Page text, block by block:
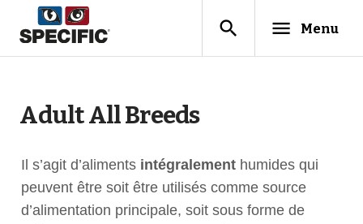
search menu Menu
Adult All Breeds
Il s’agit d’aliments intégralementhumides qui
peuvent être soit être utilisés comme source
d’alimentation principale, soit sous forme de